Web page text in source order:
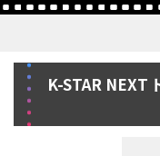
K-STAR NEXT